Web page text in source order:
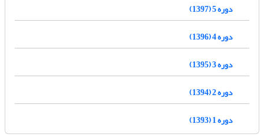
دوره 5 (1397)
دوره 4 (1396)
دوره 3 (1395)
دوره 2 (1394)
دوره 1 (1393)